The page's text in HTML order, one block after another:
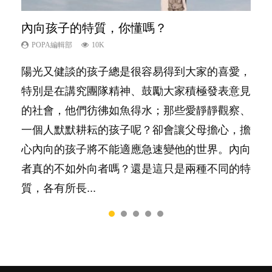
內向孩子的特質，你懂嗎？
POPA編輯部 10K
陽光又健談的孩子總是很容易得到大家的喜愛，
特別是在講究團隊精神、鼓勵大家積極發表意見
的社會，他們彷彿如魚得水；那些愛靜靜觀察、
一個人默默耕耘的孩子呢？卻會讓父母擔心，擔
心內向的孩子將不能適應急速變他的世界。內向
者真的不如外向者嗎？還是這只是兩種不同的特
質，各有所長...
愛孩子也別忘了愛自己，父母如何關顧自
己的身心靈？
照顧孩子衣食住行、陪同兒女應對功課測驗，還
要陪玩製造親子時間，尚要處理家中雜項要
務……當父母的，有千百個任務要做。可惜，有
一樣重要至極的，總被遺漏——關注自己的情緒
和心理健康。...
夫妻必看！經營婚姻，沒捷徑
POPA編輯部 22.9K
你是不是也曾經以為只要跟相愛的人結婚，就自
然能走到白頭，但生了孩子卻發現事情不如你所
料？ 經營婚姻，不如我們想像的簡單，卻也不
是大家說得那麼難。一起來認識婚姻的真相！...
想孩子學好外語，點做好？
POPA編輯部 9.9K
有人話學多種語言越早開始越好，有人卻說一時
間太多語言，會令孩子感到混淆，到底誰是誰
非？聽聽專家怎樣說，解開語言學習的迷思～...
新手父母不用怕
POPA編輯部 16.3K
相信許多人初為人父母，由懷孕開始到孩子呱呱
落地，心中都有數之不盡的問題～這裡一次過集
合我們以往製作過的相關短片。 這段路讓我們
跟你同行～...